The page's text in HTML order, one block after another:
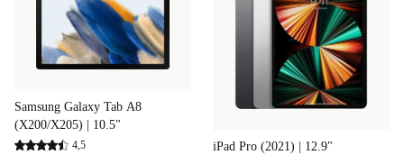
Samsung Galaxy Tab A8
(X200/X205) | 10.5"
4,5 iPad Pro (2021) | 12.9"